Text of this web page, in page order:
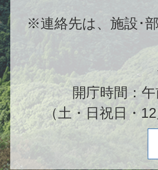
※連絡先は、施設･
開庁時間：
（土・日祝日・